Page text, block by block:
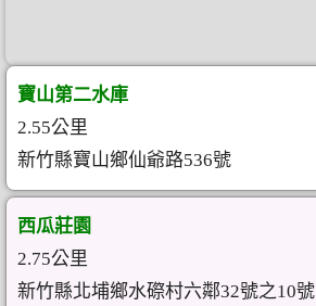
寶山第二水庫
2.55公里
新竹縣寶山鄉仙爺路536號
西瓜莊園
2.75公里
新竹縣北埔鄉水磜村六鄰32號之10號